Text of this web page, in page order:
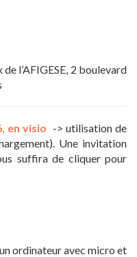
de l’AFIGESE, 2 boulevard
en visio -> utilisation de
Une invitation
suffira de cliquer pour
ordinateur avec micro et